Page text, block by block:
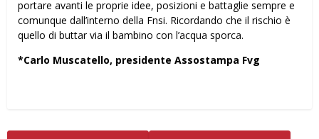
portare avanti le proprie idee, posizioni e battaglie sempre e
comunque dall’interno della Fnsi. Ricordando che il rischio è
quello di buttar via il bambino con l’acqua sporca.
*Carlo Muscatello, presidente Assostampa Fvg